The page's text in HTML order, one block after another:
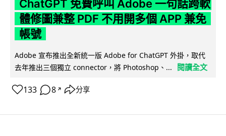
ChatGPT 免費呼叫 Adobe 一句話跨軟
體修圖兼整 PDF 不用開多個 APP 兼免
帳號
Adobe 宣布推出全新統一版 Adobe for ChatGPT 外掛，取代
去年推出三個獨立 connector，將 Photoshop、...
閱讀全文
133 8 ↗ 分享